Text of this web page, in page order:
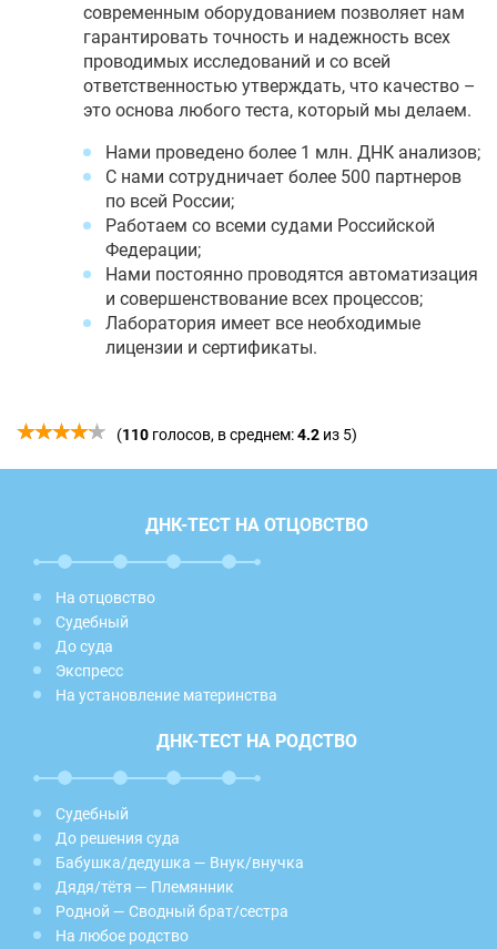
современным оборудованием позволяет нам
гарантировать точность и надежность всех
проводимых исследований и со всей
ответственностью утверждать, что качество –
это основа любого теста, который мы делаем.
Нами проведено более 1 млн. ДНК анализов;
С нами сотрудничает более 500 партнеров
по всей России;
Работаем со всеми судами Российской
Федерации;
Нами постоянно проводятся автоматизация
и совершенствование всех процессов;
Лаборатория имеет все необходимые
лицензии и сертификаты.
(110 голосов, в среднем:4.2 из 5)
ДНК-ТЕСТ НА ОТЦОВСТВО
На отцовство
Судебный
До суда
Экспресс
На установление материнства
ДНК-ТЕСТ НА РОДСТВО
Судебный
До решения суда
Бабушка/дедушка — Внук/внучка
Дядя/тётя — Племянник
Родной — Сводный брат/сестра
На любое родство